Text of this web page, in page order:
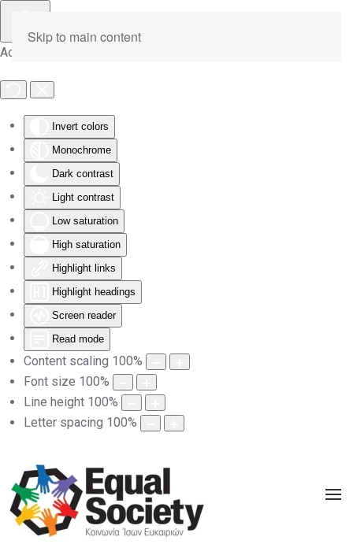
Accessibility Tools
Invert colors
Monochrome
Dark contrast
Light contrast
Low saturation
High saturation
Highlight links
Highlight headings
Screen reader
Read mode
Content scaling 100%
Font size 100%
Line height 100%
Letter spacing 100%
Skip to main content